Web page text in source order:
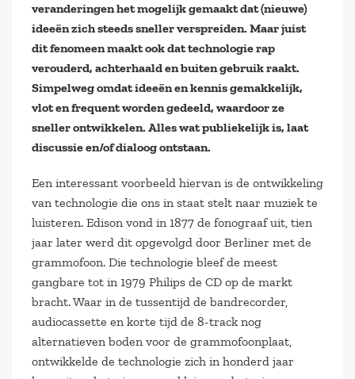
veranderingen het mogelijk gemaakt dat (nieuwe)
ideeën zich steeds sneller verspreiden. Maar juist
dit fenomeen maakt ook dat technologie rap
verouderd, achterhaald en buiten gebruik raakt.
Simpelweg omdat ideeën en kennis gemakkelijk,
vlot en frequent worden gedeeld, waardoor ze
sneller ontwikkelen. Alles wat publiekelijk is, laat
discussie en/of dialoog ontstaan.
Een interessant voorbeeld hiervan is de ontwikkeling
van technologie die ons in staat stelt naar muziek te
luisteren. Edison vond in 1877 de fonograaf uit, tien
jaar later werd dit opgevolgd door Berliner met de
grammofoon. Die technologie bleef de meest
gangbare tot in 1979 Philips de CD op de markt
bracht. Waar in de tussentijd de bandrecorder,
audiocassette en korte tijd de 8-track nog
alternatieven boden voor de grammofoonplaat,
ontwikkelde de technologie zich in honderd jaar